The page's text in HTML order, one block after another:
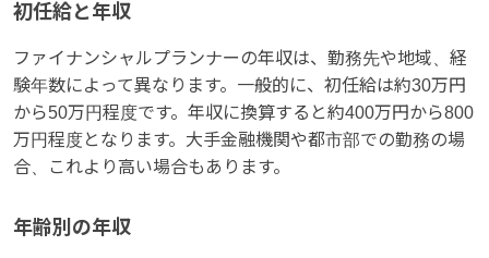
初任給と年収
ファイナンシャルプランナーの年収は、勤務先や地域、経
験年数によって異なります。一般的に、初任給は約30万円
から50万円程度です。年収に換算すると約400万円から800
万円程度となります。大手金融機関や都市部での勤務の場
合、これより高い場合もあります。
年齢別の年収